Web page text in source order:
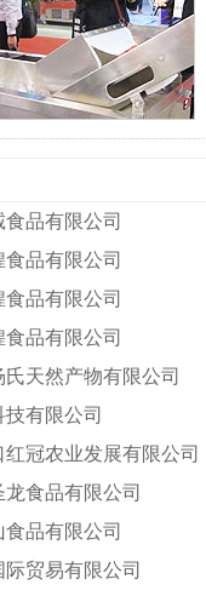
品有限公司
品有限公司
品有限公司
品有限公司
天然产物有限公司
有限公司
冠农业发展有限公司
食品有限公司
品有限公司
贸易有限公司